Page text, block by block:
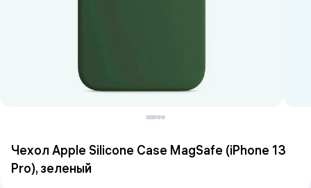
Чехол Apple Silicone Case MagSafe (iPhone 13
Pro), зеленый